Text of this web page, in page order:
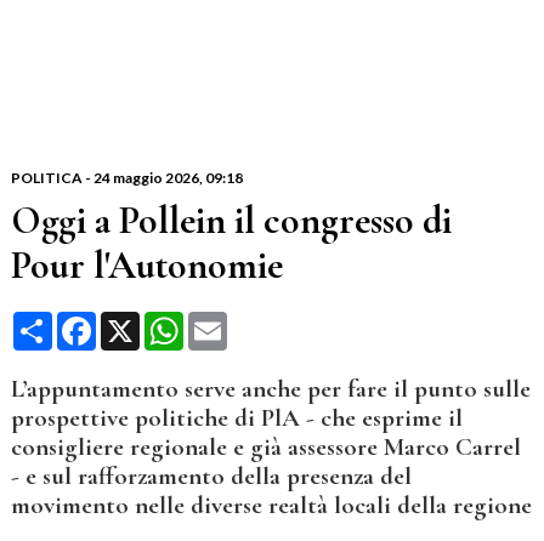
POLITICA- 24 maggio 2026, 09:18
Oggi a Pollein il congresso di
Pour l'Autonomie
CondividiFacebook
X WhatsApp
Email
L’appuntamento serve anche per fare il punto sulle
prospettive politiche di PlA - che esprime il
consigliere regionale e già assessore Marco Carrel
- e sul rafforzamento della presenza del
movimento nelle diverse realtà locali della regione